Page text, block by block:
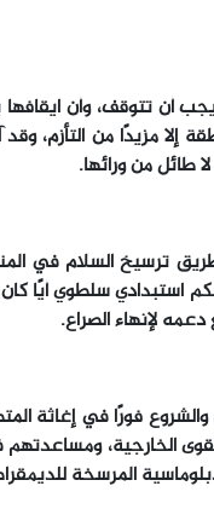
أن تتوقف، وأن
مزيدًا من التأزم، وقد
طائل من ورائها.
ترسيخ السلام في
سلطوي أيًا كان
لإنهاء الصراع.
فورًا في إغاثة
الخارجية،
المرسخة